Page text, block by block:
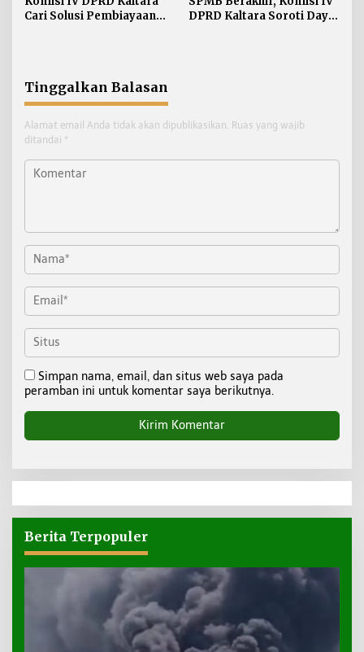
Cari Solusi Pembiayaan
DPRD Kaltara Soroti Daya
Tinggalkan Balasan
Alamat email Anda tidak akan dipublikasikan. Ruas yang wajib
ditandai *
Simpan nama, email, dan situs web saya pada
peramban ini untuk komentar saya berikutnya.
Berita Terpopuler